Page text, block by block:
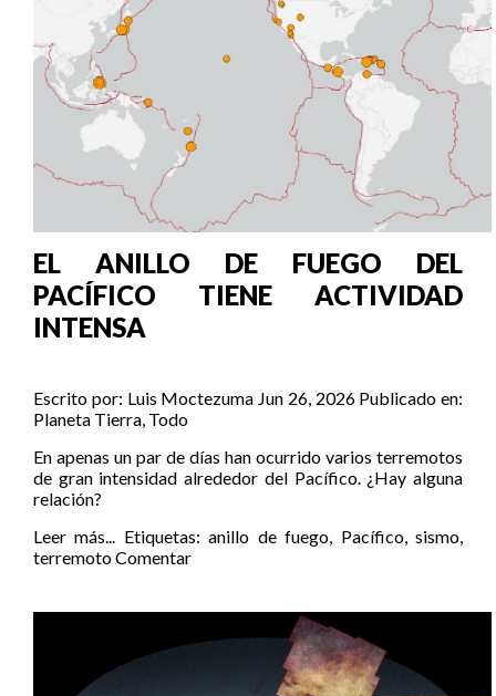
EL ANILLO DE FUEGO DEL
PACÍFICO TIENE ACTIVIDAD
INTENSA
Escrito por: Luis Moctezuma Jun 26, 2026 Publicado en:
Planeta Tierra, Todo
En apenas un par de días han ocurrido varios terremotos
de gran intensidad alrededor del Pacífico. ¿Hay alguna
relación?
Leer más... Etiquetas:anillo de fuego, Pacífico,sismo,
terremotoComentar